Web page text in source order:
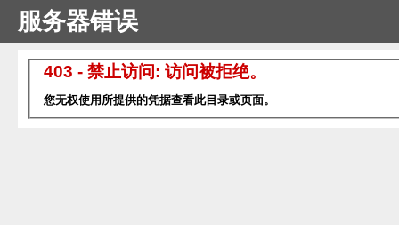
服务器错误
403 - 禁止访问: 访问被拒绝。
您无权使用所提供的凭据查看此目录或页面。